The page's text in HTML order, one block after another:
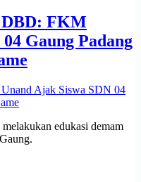
FKM
Gaung Padang
edukasi demam